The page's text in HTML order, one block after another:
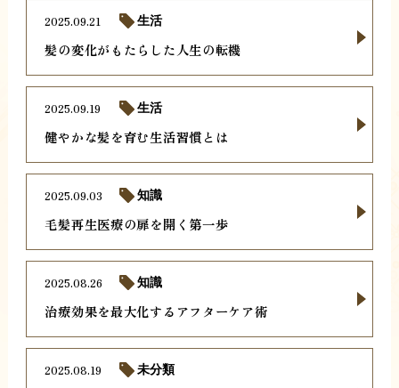
髪の変化がもたらした人生の転機
2025.09.21 生活
健やかな髪を育む生活習慣とは
2025.09.19 生活
毛髪再生医療の扉を開く第一歩
2025.09.03 知識
治療効果を最大化するアフターケア術
2025.08.26 知識
2025.08.19 未分類